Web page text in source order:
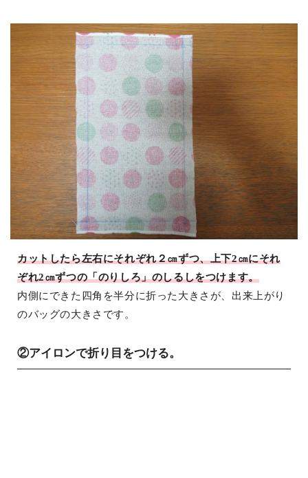
カットしたら左右にそれぞれ２㎝ずつ、上下2㎝にそれ
ぞれ2㎝ずつの「のりしろ」のしるしをつけます。
内側にできた四角を半分に折った大きさが、出来上がり
のバッグの大きさです。
②アイロンで折り目をつける。